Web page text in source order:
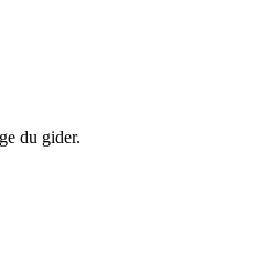
du gider.